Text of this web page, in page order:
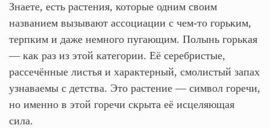
Знаете, есть растения, которые одним своим
названием вызывают ассоциации с чем-то горьким,
терпким и даже немного пугающим. Полынь горькая
— как раз из этой категории. Её серебристые,
рассечённые листья и характерный, смолистый запах
узнаваемы с детства. Это растение — символ горечи,
но именно в этой горечи скрыта её исцеляющая
сила.